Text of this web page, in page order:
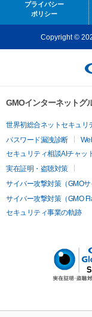
プライバシー
ポリシー
Copyright ©
GMOインターネットグ
世界初総合ネットセキュリ
パスワード漏洩診断
セキュリティ相談AIチャッ
実在証明・盗聴対策
サイバー攻撃対策（GMO
サイバー攻撃対策（GMO
セキュリティ事業の軌跡